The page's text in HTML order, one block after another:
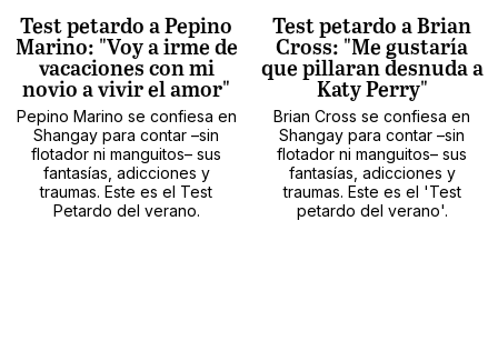
Test petardo a Pepino
Marino: "Voy a irme de
vacaciones con mi
novio a vivir el amor"
Pepino Marino se confiesa en
Shangay para contar –sin
flotador ni manguitos– sus
fantasías, adicciones y
traumas. Este es el Test
Petardo del verano.
Test petardo a Brian
Cross: "Me gustaría
que pillaran desnuda a
Katy Perry"
Brian Cross se confiesa en
Shangay para contar –sin
flotador ni manguitos– sus
fantasías, adicciones y
traumas. Este es el 'Test
petardo del verano'.